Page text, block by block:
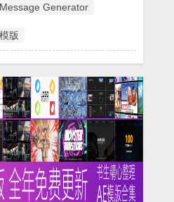
Generator
版